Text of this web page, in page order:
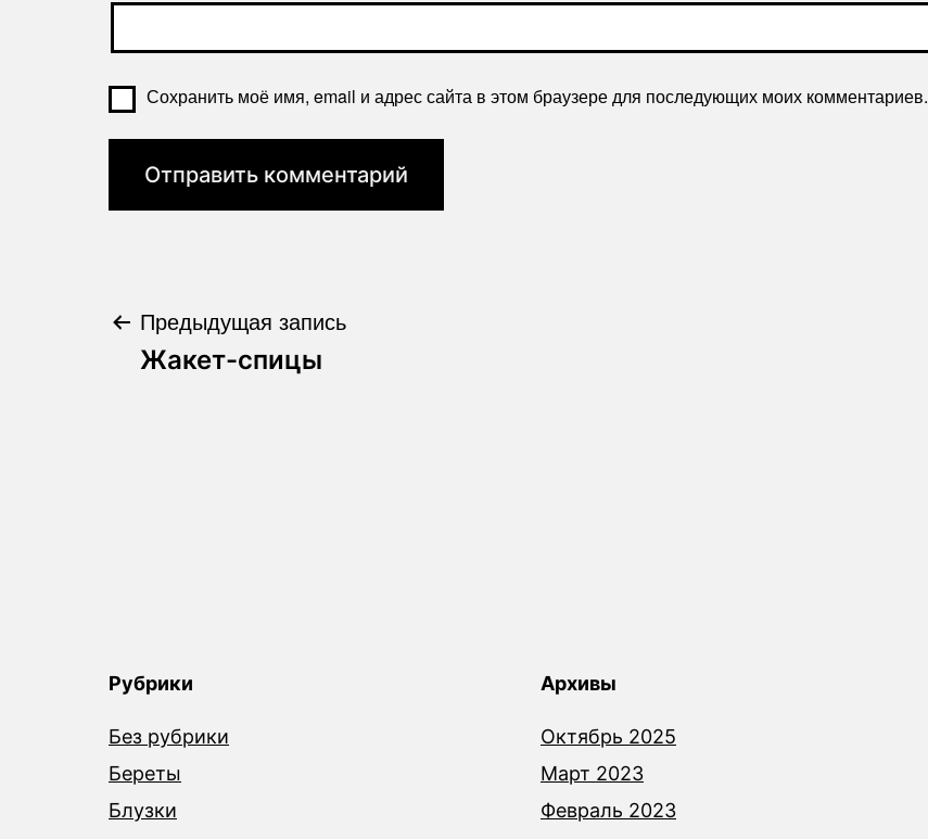
Сохранить моё имя, email и адрес сайта в этом браузере для последующих моих комментариев.
Навигация
по
Предыдущая запись
Жакет-спицы
Рубрики
Без рубрики
Береты
Блузки
Архивы
Октябрь 2025
Март 2023
Февраль 2023